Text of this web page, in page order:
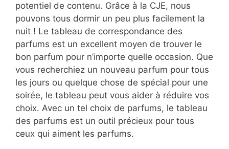
potentiel de contenu. Grâce à la CJE, nous
pouvons tous dormir un peu plus facilement la
nuit ! Le tableau de correspondance des
parfums est un excellent moyen de trouver le
bon parfum pour n’importe quelle occasion. Que
vous recherchiez un nouveau parfum pour tous
les jours ou quelque chose de spécial pour une
soirée, le tableau peut vous aider à réduire vos
choix. Avec un tel choix de parfums, le tableau
des parfums est un outil précieux pour tous
ceux qui aiment les parfums.